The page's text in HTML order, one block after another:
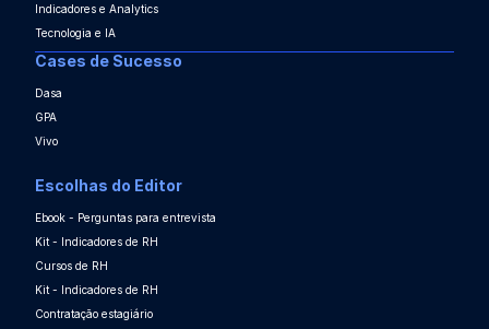
Indicadores e Analytics
Tecnologia e IA
Cases de Sucesso
Dasa
GPA
Vivo
Escolhas do Editor
Ebook - Perguntas para entrevista
Kit - Indicadores de RH
Cursos de RH
Kit - Indicadores de RH
Contratação estagiário